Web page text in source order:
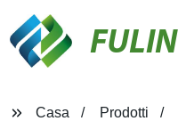
FULIN
Casa
Prodotti